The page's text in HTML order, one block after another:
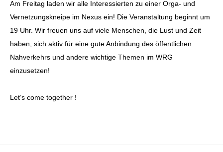
Am Freitag laden wir alle Interessierten zu einer Orga- und
Vernetzungskneipe im Nexus ein! Die Veranstaltung beginnt um
19 Uhr. Wir freuen uns auf viele Menschen, die Lust und Zeit
haben, sich aktiv für eine gute Anbindung des öffentlichen
Nahverkehrs und andere wichtige Themen im WRG
einzusetzen!
Let’s come together !